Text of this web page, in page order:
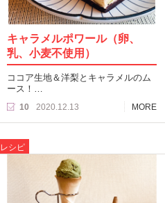
キャラメルポワール（卵、
乳、小麦不使用）
ココア生地＆洋梨とキャラメルのム
ース！…
10 2020.12.13 MORE
レシピ